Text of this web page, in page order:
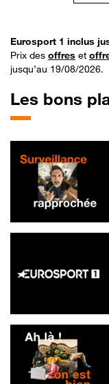
Eurosport 1 inclus
Prix des offres et
jusqu’au 19/08/2026.
Les bons